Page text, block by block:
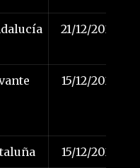
21/12/2024
15/12/2024
15/12/2024